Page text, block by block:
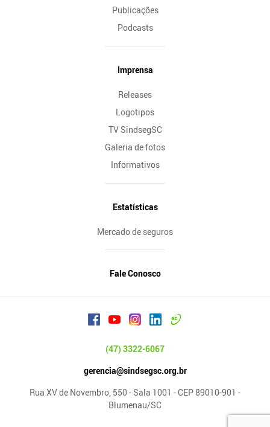
Publicações
Podcasts
Imprensa
Releases
Logotipos
TV SindsegSC
Galeria de fotos
Informativos
Estatísticas
Mercado de seguros
Fale Conosco
(47) 3322-6067
gerencia@sindsegsc.org.br
Rua XV de Novembro, 550 - Sala 1001 - CEP 89010-901 -
Blumenau/SC